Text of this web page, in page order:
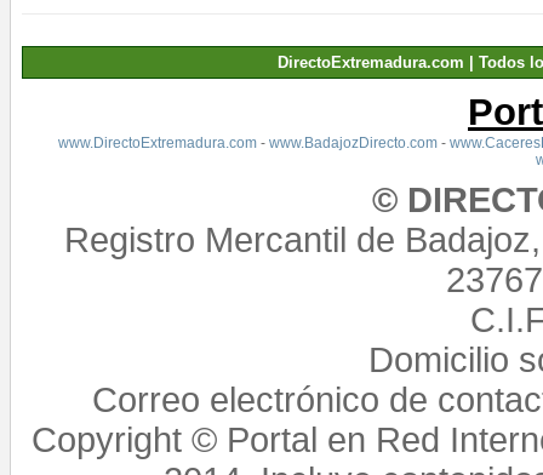
DirectoExtremadura.com | Todos
www.DirectoExtremadura.com- www.BadajozDirecto.com-
©
Registro Mercantil de
Domicilio
Correo electrónico de
Copyright © Portal en Red